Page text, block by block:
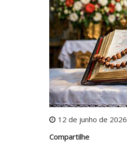
12 de junho de 2026
Compartilhe